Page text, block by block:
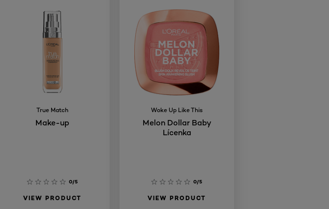
True Match
Make-up
0/5
VIEW PRODUCT
Woke Up Like This
Melon Dollar Baby
Lícenka
0/5
VIEW PRODUCT